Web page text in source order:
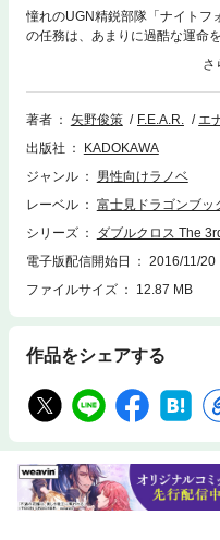
憧れのUGN精鋭部隊「ナイトフ
の任務は、あまりに過酷な運
ームデザイナー・矢野俊策のリ
著者 矢野俊策 F.E.A.R.
エ
出版社
KADOKAWA
ジャンル
男性向けラノベ
レーベル
富士見ドラゴンブッ
シリーズ
ダブルクロス The
電子版配信開始日
2016/11/20
ファイルサイズ
12.87 MB
作品をシェアする